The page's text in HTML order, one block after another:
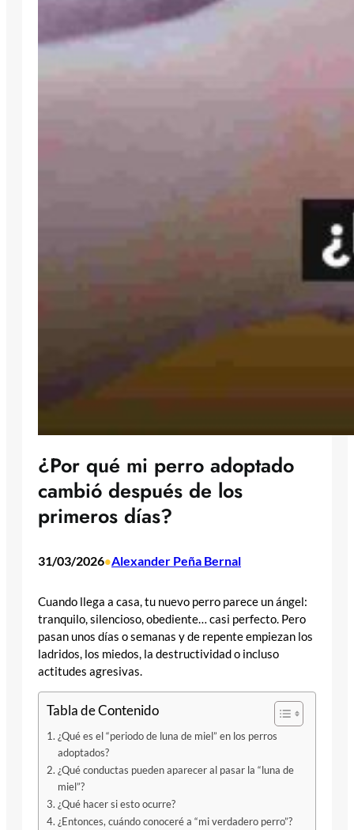
¿Por qué mi perro adoptado
cambió después de los
primeros días?
31/03/2026•Alexander Peña Bernal
Cuando llega a casa, tu nuevo perro parece un ángel:
tranquilo, silencioso, obediente… casi perfecto. Pero
pasan unos días o semanas y de repente empiezan los
ladridos, los miedos, la destructividad o incluso
actitudes agresivas.
Tabla de Contenido
¿Qué es el “periodo de luna de miel” en los perros
adoptados?
¿Qué conductas pueden aparecer al pasar la “luna de
miel”?
¿Qué hacer si esto ocurre?
¿Entonces, cuándo conoceré a “mi verdadero perro”?